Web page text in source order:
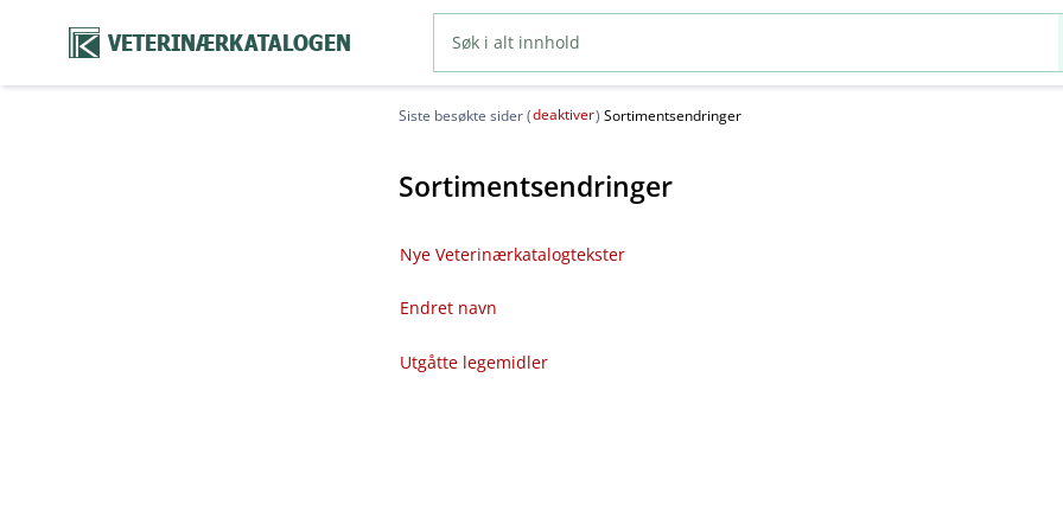
VETERINÆRKATALOGEN
Siste besøkte sider (deaktiver) Sortimentsendringer
Sortimentsendringer
Nye Veterinærkatalogtekster
Endret navn
Utgåtte legemidler